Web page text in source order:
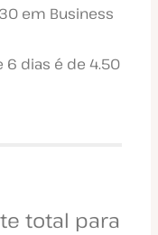
em Business
dias é de 4.50
total para